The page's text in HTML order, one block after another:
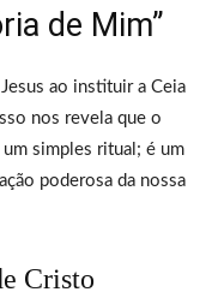
de Mim”
ao instituir a Ceia
nos revela que o
simples ritual; é um
poderosa da nossa
Cristo